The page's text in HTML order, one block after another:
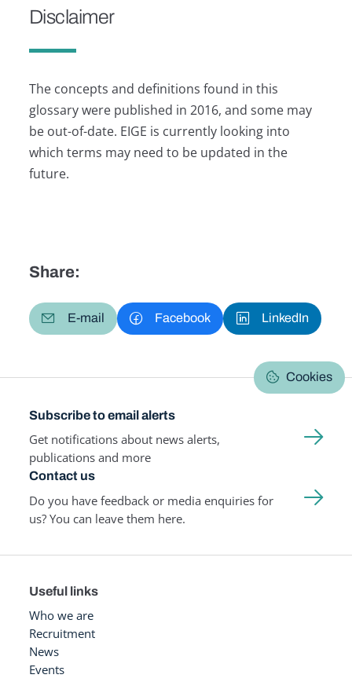
Disclaimer
The concepts and definitions found in this
glossary were published in 2016, and some may
be out-of-date. EIGE is currently looking into
which terms may need to be updated in the
future.
Share:
E-mail Facebook LinkedIn
Cookies
Subscribe to email alerts
Get notifications about news alerts,
publications and more
Contact us
Do you have feedback or media enquiries for
us? You can leave them here.
Useful links
Who we are
Recruitment
News
Events